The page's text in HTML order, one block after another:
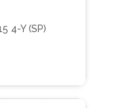
4-Y (SP)